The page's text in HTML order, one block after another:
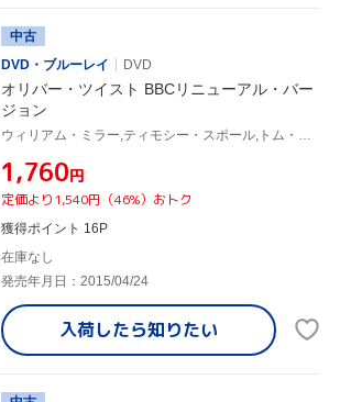
中古
DVD・ブルーレイ
DVD
オリバー・ツイスト BBCリニューアル・バー
ジョン
¥1,760円
定価より1,540円（46%）おトク
獲得ポイント 16P
在庫なし
発売年月日：2015/04/24
入荷したら知りたい